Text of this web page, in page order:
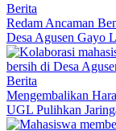
Berita
Redam Ancaman
Desa Agusen Gayo
Berita
Mengembalikan
UGL Pulihkan